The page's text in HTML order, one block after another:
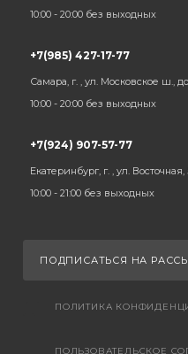
10:00 - 20:00 без выходных
+7(985) 427-17-77
Самара, г. , ул. Московское ш.,
10:00 - 20:00 без выходных
+7(924) 907-57-77
Екатеринбург, г. , ул. Восточная,
10:00 - 21:00 без выходных
ПОДПИСАТЬСЯ НА
ПОЛИТИКА
ПОЛЬЗОВАТЕЛЬСКОЕ